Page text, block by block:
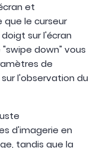
et
le curseur
sur l'écran
down" vous
de
l'observation du
d'imagerie en
tandis que la